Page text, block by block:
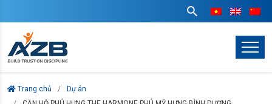
Trang chủ
Dự án